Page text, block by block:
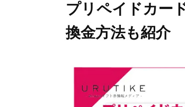
プリペイドカー
換金方法も紹介